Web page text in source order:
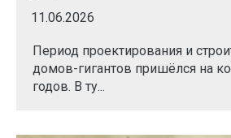
11.06.2026
Период проектирования и
домов-гигантов пришёлся на
годов. В ту...